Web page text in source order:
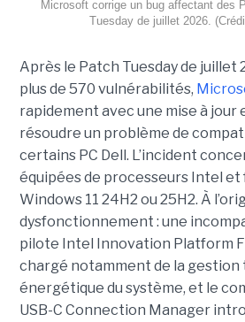
Microsoft corrige un bug affectant des
Tuesday de juillet 2026.
Après le Patch Tuesday de juillet
plus de 570 vulnérabilités,
rapidement avec une mise à jour
résoudre un problème de
certains PC Dell. L’incident
équipées de processeurs Intel
Windows 11 24H2 ou 25H2. À
dysfonctionnement : une
pilote Intel Innovation Platform
chargé notamment de la gestion
énergétique du système, et le
USB-C Connection Manager